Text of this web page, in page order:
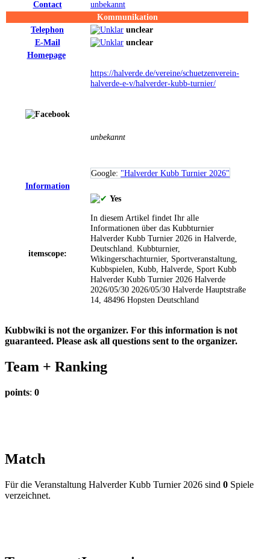
Contact
unbekannt
Kommunikation
Telephon
unclear
E-Mail
unclear
Homepage
https://halverde.de/vereine/schuetzenverein-
halverde-e-v/halverder-kubb-turnier/
unbekannt
Google: "Halverder Kubb Turnier 2026"
Information
itemscope:
Yes
In diesem Artikel findet Ihr alle
Informationen über das Kubbturnier
Halverder Kubb Turnier 2026 in Halverde,
Deutschland. Kubbturnier,
Wikingerschachturnier, Sportveranstaltung,
Kubbspielen, Kubb, Halverde, Sport Kubb
Halverder Kubb Turnier 2026 Halverde
2026/05/30 2026/05/30 Halverde Hauptstraße
14, 48496 Hopsten Deutschland
Kubbwiki is not the organizer. For this information is not
guaranteed. Please ask all questions sent to the organizer.
Team + Ranking
points: 0
Match
Für die Veranstaltung Halverder Kubb Turnier 2026 sind 0 Spiele
verzeichnet.